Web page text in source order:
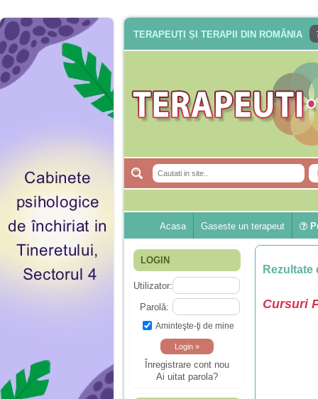
TERAPEUȚI ȘI TERAPII DIN ROMÂNIA
Acasa Gaseste un terapeut
LOGIN
Utilizator:
Parolă:
Aminteşte-ţi de mine
Înregistrare cont nou
Ai uitat parola?
Rezultate
Cursuri